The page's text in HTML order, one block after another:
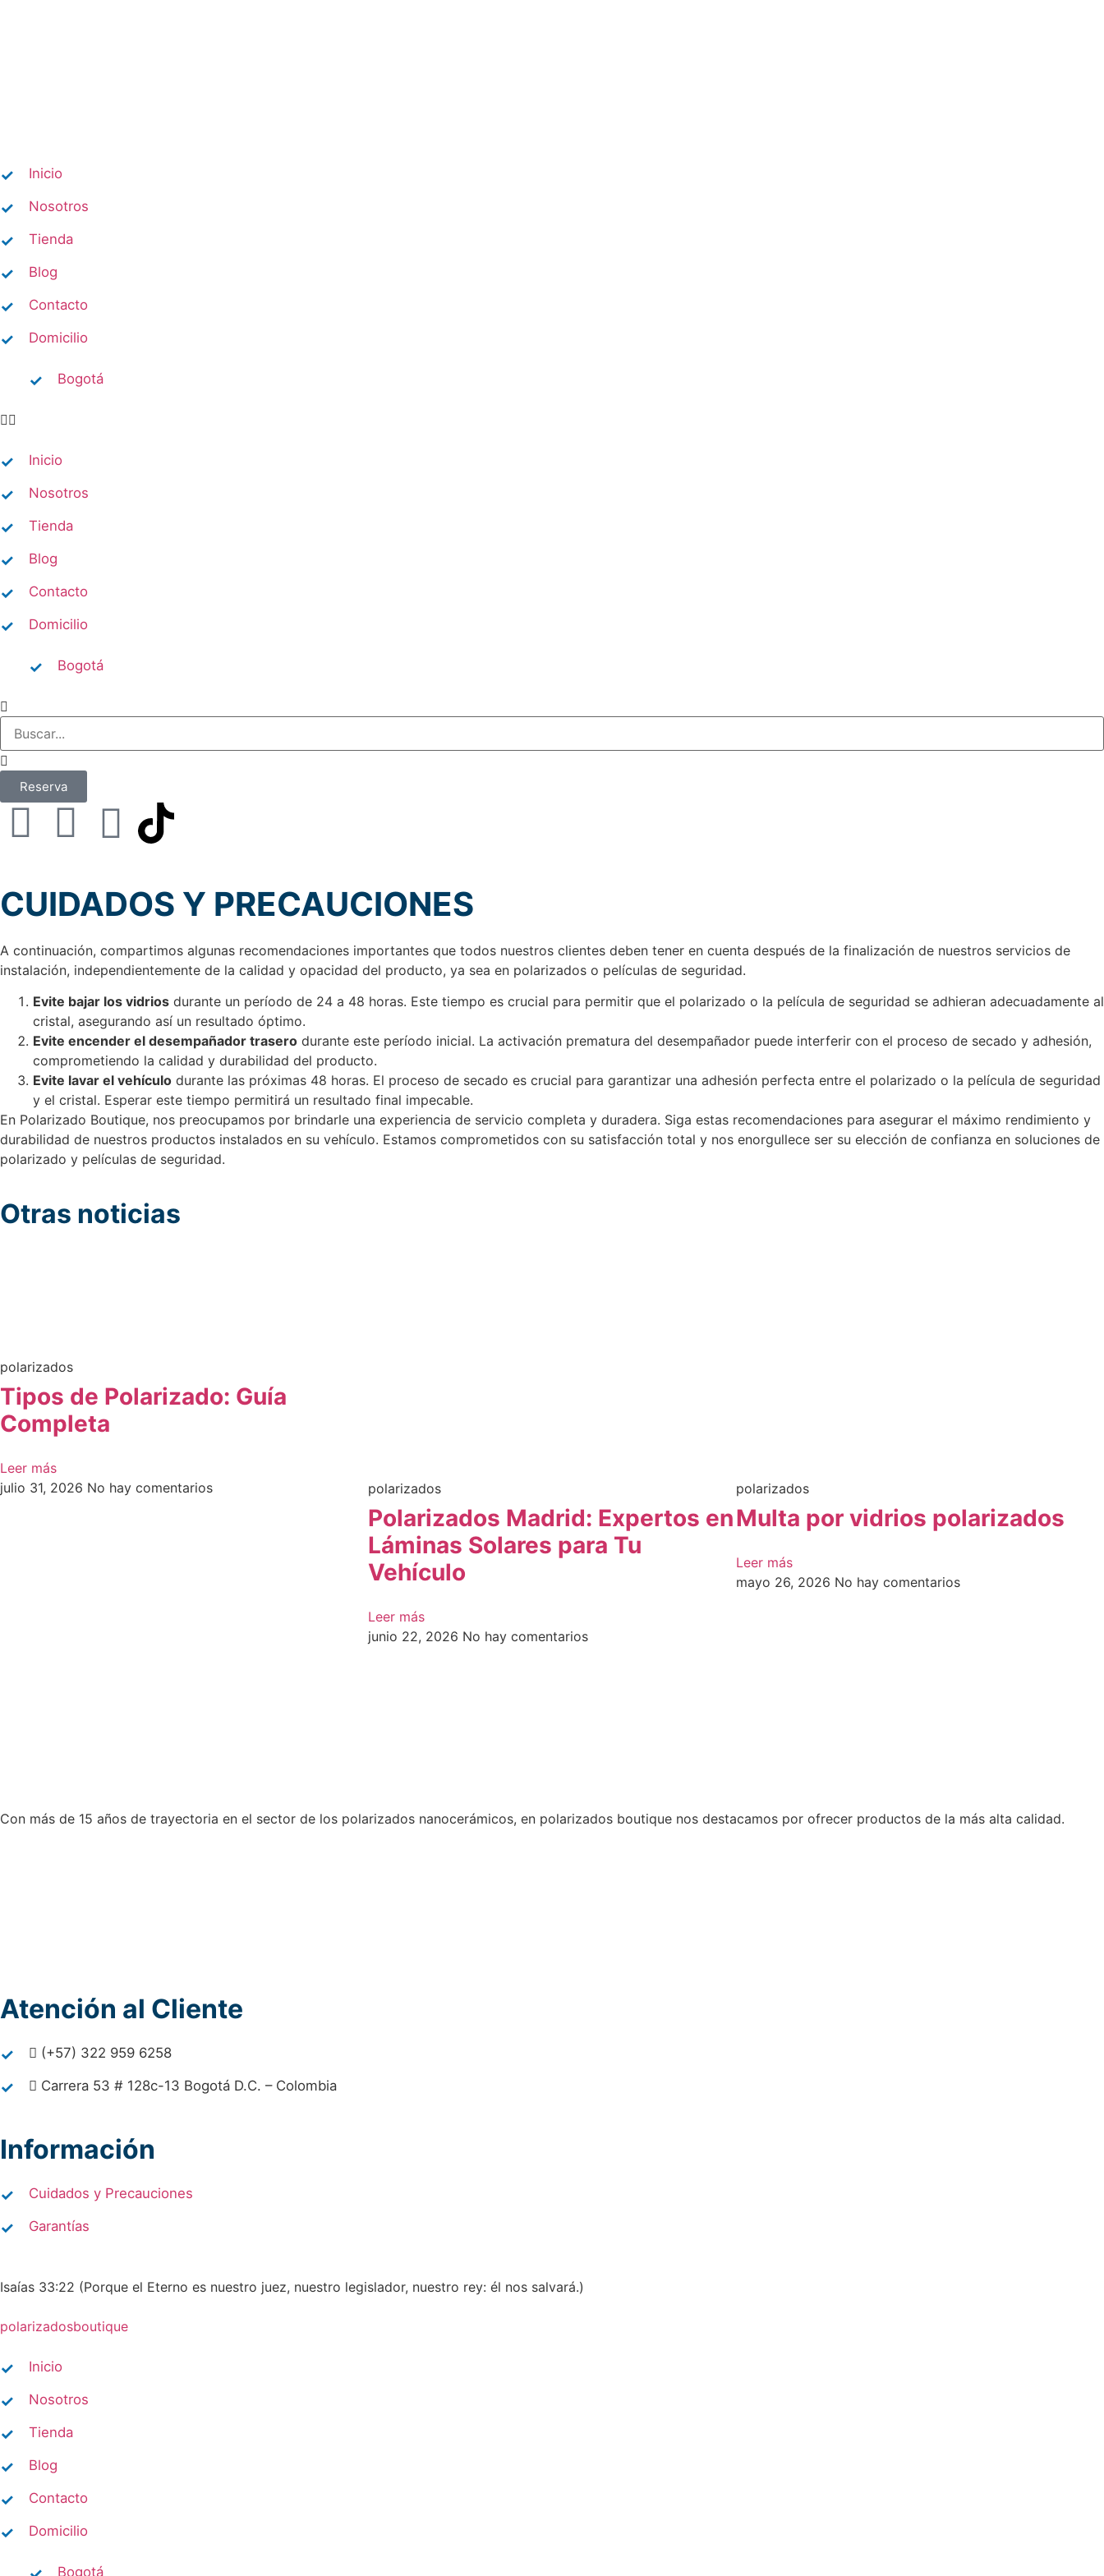
Inicio
Nosotros
Tienda
Blog
Contacto
Domicilio​
Bogotá
Inicio
Nosotros
Tienda
Blog
Contacto
Domicilio​
Bogotá
Reserva
CUIDADOS Y PRECAUCIONES
A continuación, compartimos algunas recomendaciones importantes que todos nuestros clientes deben tener en cuenta después de la finalización de nuestros servicios de
instalación, independientemente de la calidad y opacidad del producto, ya sea en polarizados o películas de seguridad.
Evite bajar los vidrios durante un período de 24 a 48 horas. Este tiempo es crucial para permitir que el polarizado o la película de seguridad se adhieran adecuadamente al
cristal, asegurando así un resultado óptimo.
Evite encender el desempañador trasero durante este período inicial. La activación prematura del desempañador puede interferir con el proceso de secado y adhesión,
comprometiendo la calidad y durabilidad del producto.
Evite lavar el vehículo durante las próximas 48 horas. El proceso de secado es crucial para garantizar una adhesión perfecta entre el polarizado o la película de seguridad
y el cristal. Esperar este tiempo permitirá un resultado final impecable.
En Polarizado Boutique, nos preocupamos por brindarle una experiencia de servicio completa y duradera. Siga estas recomendaciones para asegurar el máximo rendimiento y
durabilidad de nuestros productos instalados en su vehículo. Estamos comprometidos con su satisfacción total y nos enorgullece ser su elección de confianza en soluciones de
polarizado y películas de seguridad.
Otras noticias
polarizados
Tipos de Polarizado: Guía
Completa
Leer más
julio 31, 2026 No hay comentarios polarizados
Polarizados Madrid: Expertos en
Láminas Solares para Tu
Vehículo
Leer más
junio 22, 2026 No hay comentarios
polarizados
Multa por vidrios polarizados​
Leer más
mayo 26, 2026 No hay comentarios
Con más de 15 años de trayectoria en el sector de los polarizados nanocerámicos, en polarizados boutique nos destacamos por ofrecer productos de la más alta calidad.
Atención al Cliente
(+57) 322 959 6258
Carrera 53 # 128c-13 Bogotá D.C. – Colombia
Información
Cuidados y Precauciones
Garantías
Isaías 33:22 (Porque el Eterno es nuestro juez, nuestro legislador, nuestro rey: él nos salvará.)
polarizadosboutique
Inicio
Nosotros
Tienda
Blog
Contacto
Domicilio​
Bogotá